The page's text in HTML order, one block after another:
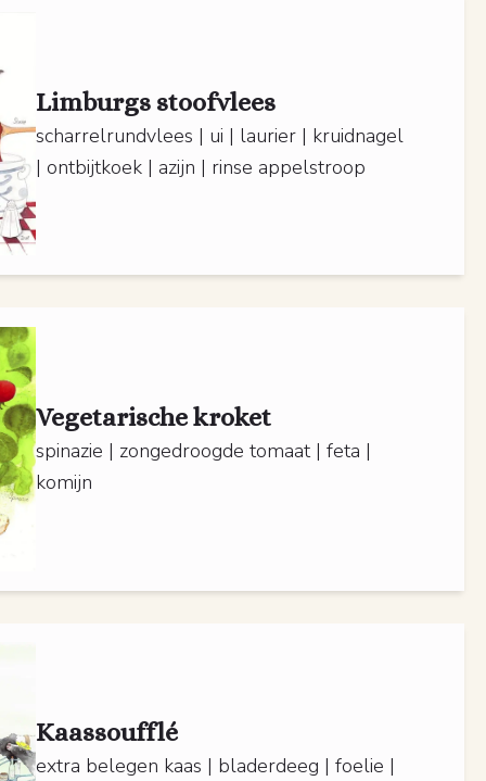
Limburgs stoofvlees
scharrelrundvlees | ui | laurier | kruidnagel
| ontbijtkoek | azijn | rinse appelstroop
Vegetarische kroket
spinazie | zongedroogde tomaat | feta |
komijn
Kaassoufflé
extra belegen kaas | bladerdeeg | foelie |